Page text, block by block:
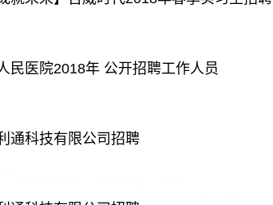
医院2018年 公开招聘工作人员
通科技有限公司招聘